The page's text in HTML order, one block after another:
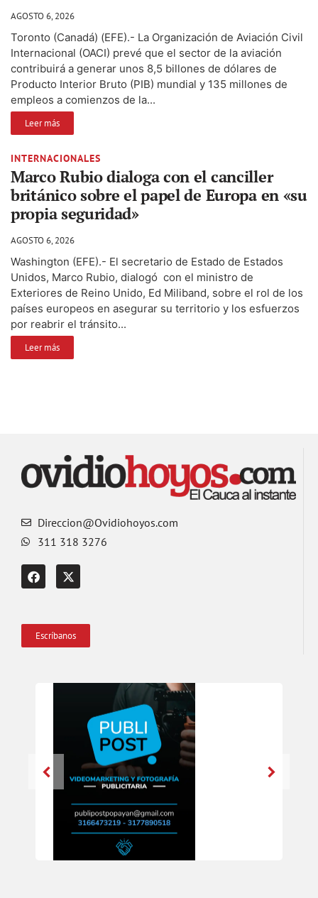
AGOSTO 6, 2026
Toronto (Canadá) (EFE).- La Organización de Aviación Civil
Internacional (OACI) prevé que el sector de la aviación
contribuirá a generar unos 8,5 billones de dólares de
Producto Interior Bruto (PIB) mundial y 135 millones de
empleos a comienzos de la...
Leer más
INTERNACIONALES
Marco Rubio dialoga con el canciller
británico sobre el papel de Europa en «su
propia seguridad»
AGOSTO 6, 2026
Washington (EFE).- El secretario de Estado de Estados
Unidos, Marco Rubio, dialogó con el ministro de
Exteriores de Reino Unido, Ed Miliband, sobre el rol de los
países europeos en asegurar su territorio y los esfuerzos
por reabrir el tránsito...
Leer más
Direccion@Ovidiohoyos.com
311 318 3276
Escríbanos